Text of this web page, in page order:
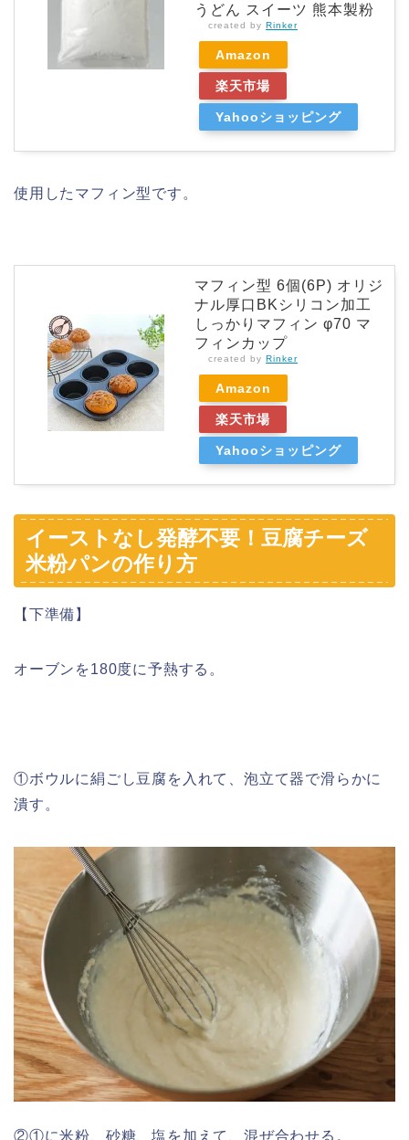
うどん スイーツ 熊本製粉
created by Rinker
Amazon
楽天市場
Yahooショッピング
使用したマフィン型です。
マフィン型 6個(6P) オリジ
ナル厚口BKシリコン加工
しっかりマフィン φ70 マ
フィンカップ
created by Rinker
Amazon
楽天市場
Yahooショッピング
イーストなし発酵不要！豆腐チーズ
米粉パンの作り方
【下準備】
オーブンを180度に予熱する。
①ボウルに絹ごし豆腐を入れて、泡立て器で滑らかに
潰す。
②①に米粉、砂糖、塩を加えて、混ぜ合わせる。